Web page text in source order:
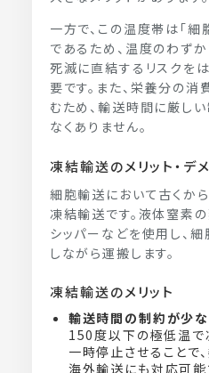
一方で、この温度帯は「
であるため、温度のわず
死滅に直結するリスクを
要です。また、栄養分の
むため、輸送時間に厳し
なくありません。
凍結輸送のメリット・デ
細胞輸送において古くか
凍結輸送です。液体窒素
シッパーなどを使用し、
しながら運搬します。
凍結輸送のメリット
輸送時間の制約が少
150度以下の極低温で
一時停止させることで
海外輸送にも対応可能